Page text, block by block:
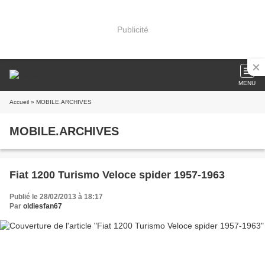
Publicité
MENU
Accueil » MOBILE.ARCHIVES
MOBILE.ARCHIVES
Fiat 1200 Turismo Veloce spider 1957-1963
Publié le 28/02/2013 à 18:17
Par oldiesfan67